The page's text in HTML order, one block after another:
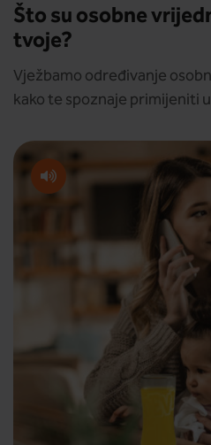
Što su osobne
tvoje?
Vježbamo određivanje
kako te spoznaje primijeniti